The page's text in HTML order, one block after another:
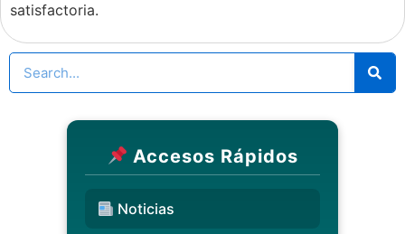
satisfactoria.
Accesos Rápidos
Noticias